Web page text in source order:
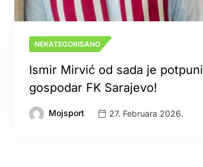
NEKATEGORISANO
Ismir Mirvić od sada je potpuni
gospodar FK Sarajevo!
Mojsport 27. Februara 2026.